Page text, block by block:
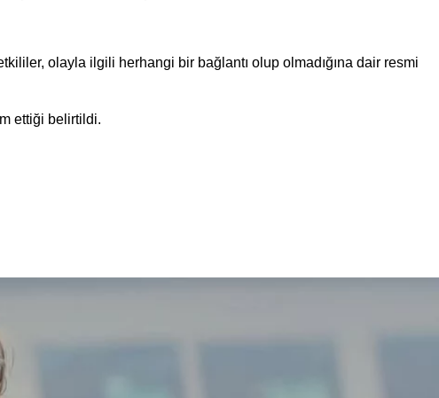
olayla ilgili herhangi bir bağlantı olup olmadığına dair resmi
ettiği belirtildi.